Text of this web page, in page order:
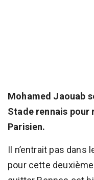
Mohamed Jaouab
Stade rennais pour
Parisien.
Il n’entrait pas dans
pour cette